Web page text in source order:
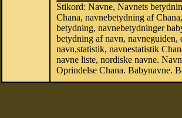
Stikord: Navne, Navnets
Chana, navnebetydning af
betydning, navnebetydninger
betydning af navn, navneguiden,
navn,statistik, navnestatistik
navne liste, nordiske navne.
Oprindelse Chana. Babynavne.